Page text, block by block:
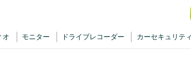
オ モニター ドライブレコーダー カーセキュリティ